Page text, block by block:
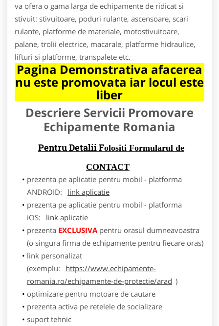
va ofera o gama larga de echipamente de ridicat si
stivuit: stivuitoare, poduri rulante, ascensoare, scari
rulante, platforme de materiale, motostivuitoare,
palane, trolii electrice, macarale, platforme hidraulice,
lifturi si platforme, transpalete etc.
Pagina Demonstrativa afacerea
nu este promovata iar locul este
liber
Descriere Servicii Promovare
Echipamente Romania
Pentru Detalii Folositi Formularul de
CONTACT
prezenta pe aplicatie pentru mobil - platforma
ANDROID:
link aplicatie
prezenta pe aplicatie pentru mobil - platforma
iOS:
link aplicatie
prezenta EXCLUSIVApentru orasul dumneavoastra
(o singura firma de echipamente pentru fiecare oras)
link personalizat
(exemplu:
https://www.echipamente-
romania.ro/echipamente-de-protectie/arad )
optimizare pentru motoare de cautare
prezenta activa pe retelele de socializare
suport tehnic